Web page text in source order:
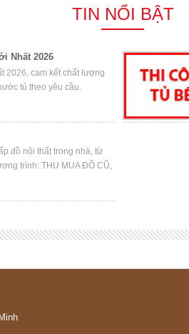
TIN NỔI BẬT
Nhất 2026
2026, cam kết chất lượng
tủ theo yêu cầu.
đồ nội thất trong nhà, từ
trình: THU MUA ĐỒ CŨ,